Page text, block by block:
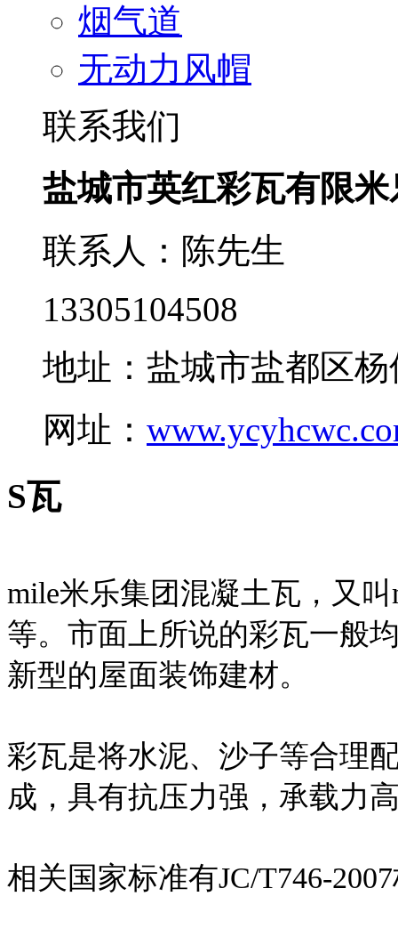
烟气道
无动力风帽
联系我们
盐城市英红彩瓦有限
联系人：陈先生
13305104508
地址：盐城市盐都区
网址：
S瓦
mile米乐集团混凝土瓦，又
等。市面上所说的彩瓦一般
新型的屋面装饰建材。
彩瓦是将水泥、沙子等合理
成，具有抗压力强，承载力
相关国家标准有JC/T746-